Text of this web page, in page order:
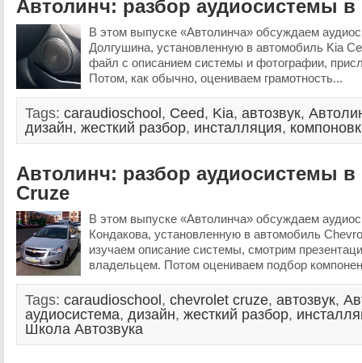
Автолинч: разбор аудиосистемы в
В этом выпуске «Автолинча» обсуждаем
Долгушина, установленную в автомобиль Kia
файл с описанием системы и фотографии,
Потом, как обычно, оцениваем грамотность...
Tags: caraudioschool , Ceed, Kia, автозвук,
дизайн, жесткий разбор, инсталляция,
Автолинч: разбор аудиосистемы в
Cruze
В этом выпуске «Автолинча» обсуждаем
Кондакова, установленную в автомобиль
изучаем описание системы, смотрим
владельцем. Потом оцениваем подбор
Tags: caraudioschool , chevrolet cruze, автозвук,
аудиосистема, дизайн, жесткий разбор,
Школа Автозвука